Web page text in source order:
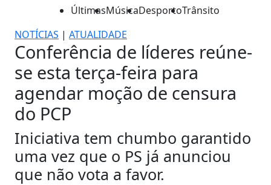
ÚltimasMúsicaDesportoTrânsito
NOTÍCIAS | ATUALIDADE
Conferência de líderes reúne-
se esta terça-feira para
agendar moção de censura
do PCP
Iniciativa tem chumbo garantido
uma vez que o PS já anunciou
que não vota a favor.